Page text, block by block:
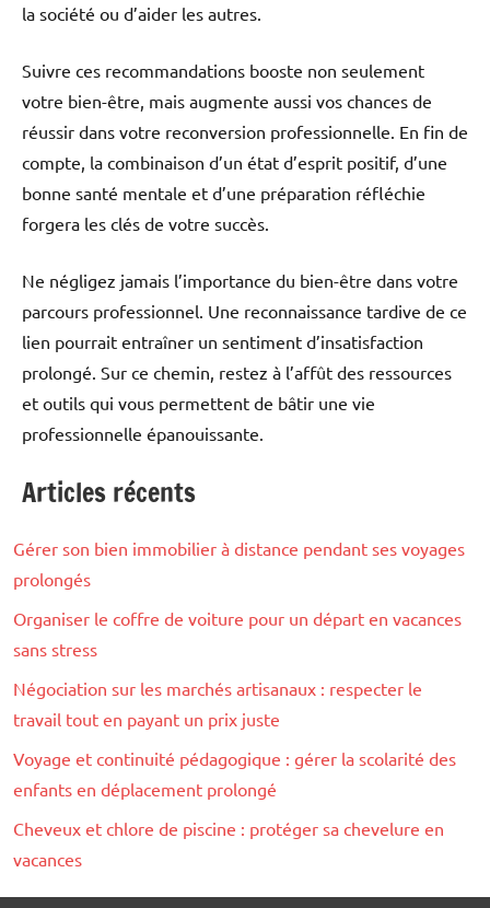
la société ou d’aider les autres.
Suivre ces recommandations booste non seulement
votre bien-être, mais augmente aussi vos chances de
réussir dans votre reconversion professionnelle. En fin de
compte, la combinaison d’un état d’esprit positif, d’une
bonne santé mentale et d’une préparation réfléchie
forgera les clés de votre succès.
Ne négligez jamais l’importance du bien-être dans votre
parcours professionnel. Une reconnaissance tardive de ce
lien pourrait entraîner un sentiment d’insatisfaction
prolongé. Sur ce chemin, restez à l’affût des ressources
et outils qui vous permettent de bâtir une vie
professionnelle épanouissante.
être
Articles récents
Gérer son bien immobilier à distance pendant ses voyages
prolongés
Organiser le coffre de voiture pour un départ en vacances
sans stress
Négociation sur les marchés artisanaux : respecter le
travail tout en payant un prix juste
Voyage et continuité pédagogique : gérer la scolarité des
enfants en déplacement prolongé
Cheveux et chlore de piscine : protéger sa chevelure en
vacances